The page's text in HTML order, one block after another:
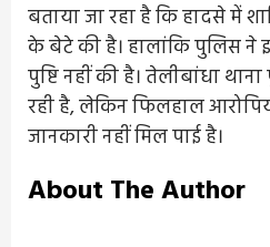
बताया जा रहा है कि हादसे में
के बेटे की है। हालांकि पुलिस
पुष्टि नहीं की है। तेलीबांधा
रही है, लेकिन फिलहाल
जानकारी नहीं मिल पाई है।
About The Author